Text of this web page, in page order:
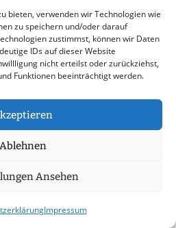
bieten, verwenden wir Technologien wie
zu speichern und/oder darauf
zustimmst, können wir Daten
IDs auf dieser Website
nicht erteilst oder zurückziehst,
Funktionen beeinträchtigt werden.
Ablehnen
Ansehen
Impressum
gewährleistet.
2025 wird die
in
und Umweltfaktoren
Niederschläge
Entwässerung, um
und Kommunen in
auf professionelle